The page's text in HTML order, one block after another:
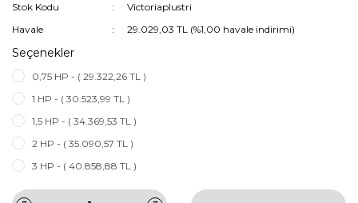
Stok Kodu
Victoriaplustri
Havale
29.029,03 TL (%1,00 havale indirimi)
Seçenekler
0,75 HP - ( 29.322,26 TL )
1 HP - ( 30.523,99 TL )
1,5 HP - ( 34.369,53 TL )
2 HP - ( 35.090,57 TL )
3 HP - ( 40.858,88 TL )